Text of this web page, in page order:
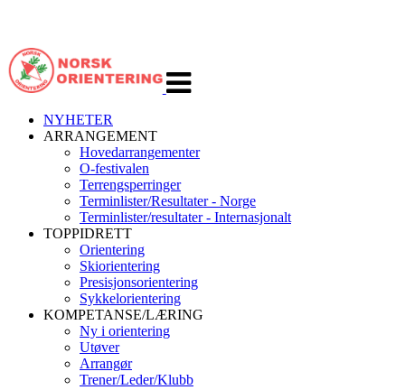
navigasjon
NYHETER
ARRANGEMENT
Hovedarrangementer
O-festivalen
Terrengsperringer
Terminlister/Resultater - Norge
Terminlister/resultater - Internasjonalt
TOPPIDRETT
Orientering
Skiorientering
Presisjonsorientering
Sykkelorientering
KOMPETANSE/LÆRING
Ny i orientering
Utøver
Arrangør
Trener/Leder/Klubb